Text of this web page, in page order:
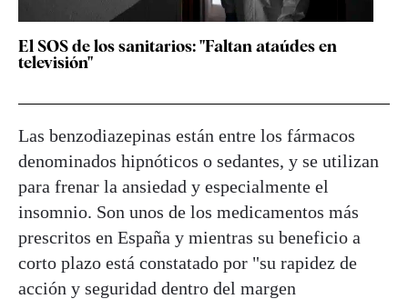
El SOS de los sanitarios: "Faltan ataúdes en
televisión"
Las benzodiazepinas están entre los fármacos
denominados hipnóticos o sedantes, y se utilizan
para frenar la ansiedad y especialmente el
insomnio. Son unos de los medicamentos más
prescritos en España y mientras su beneficio a
corto plazo está constatado por "su rapidez de
acción y seguridad dentro del margen